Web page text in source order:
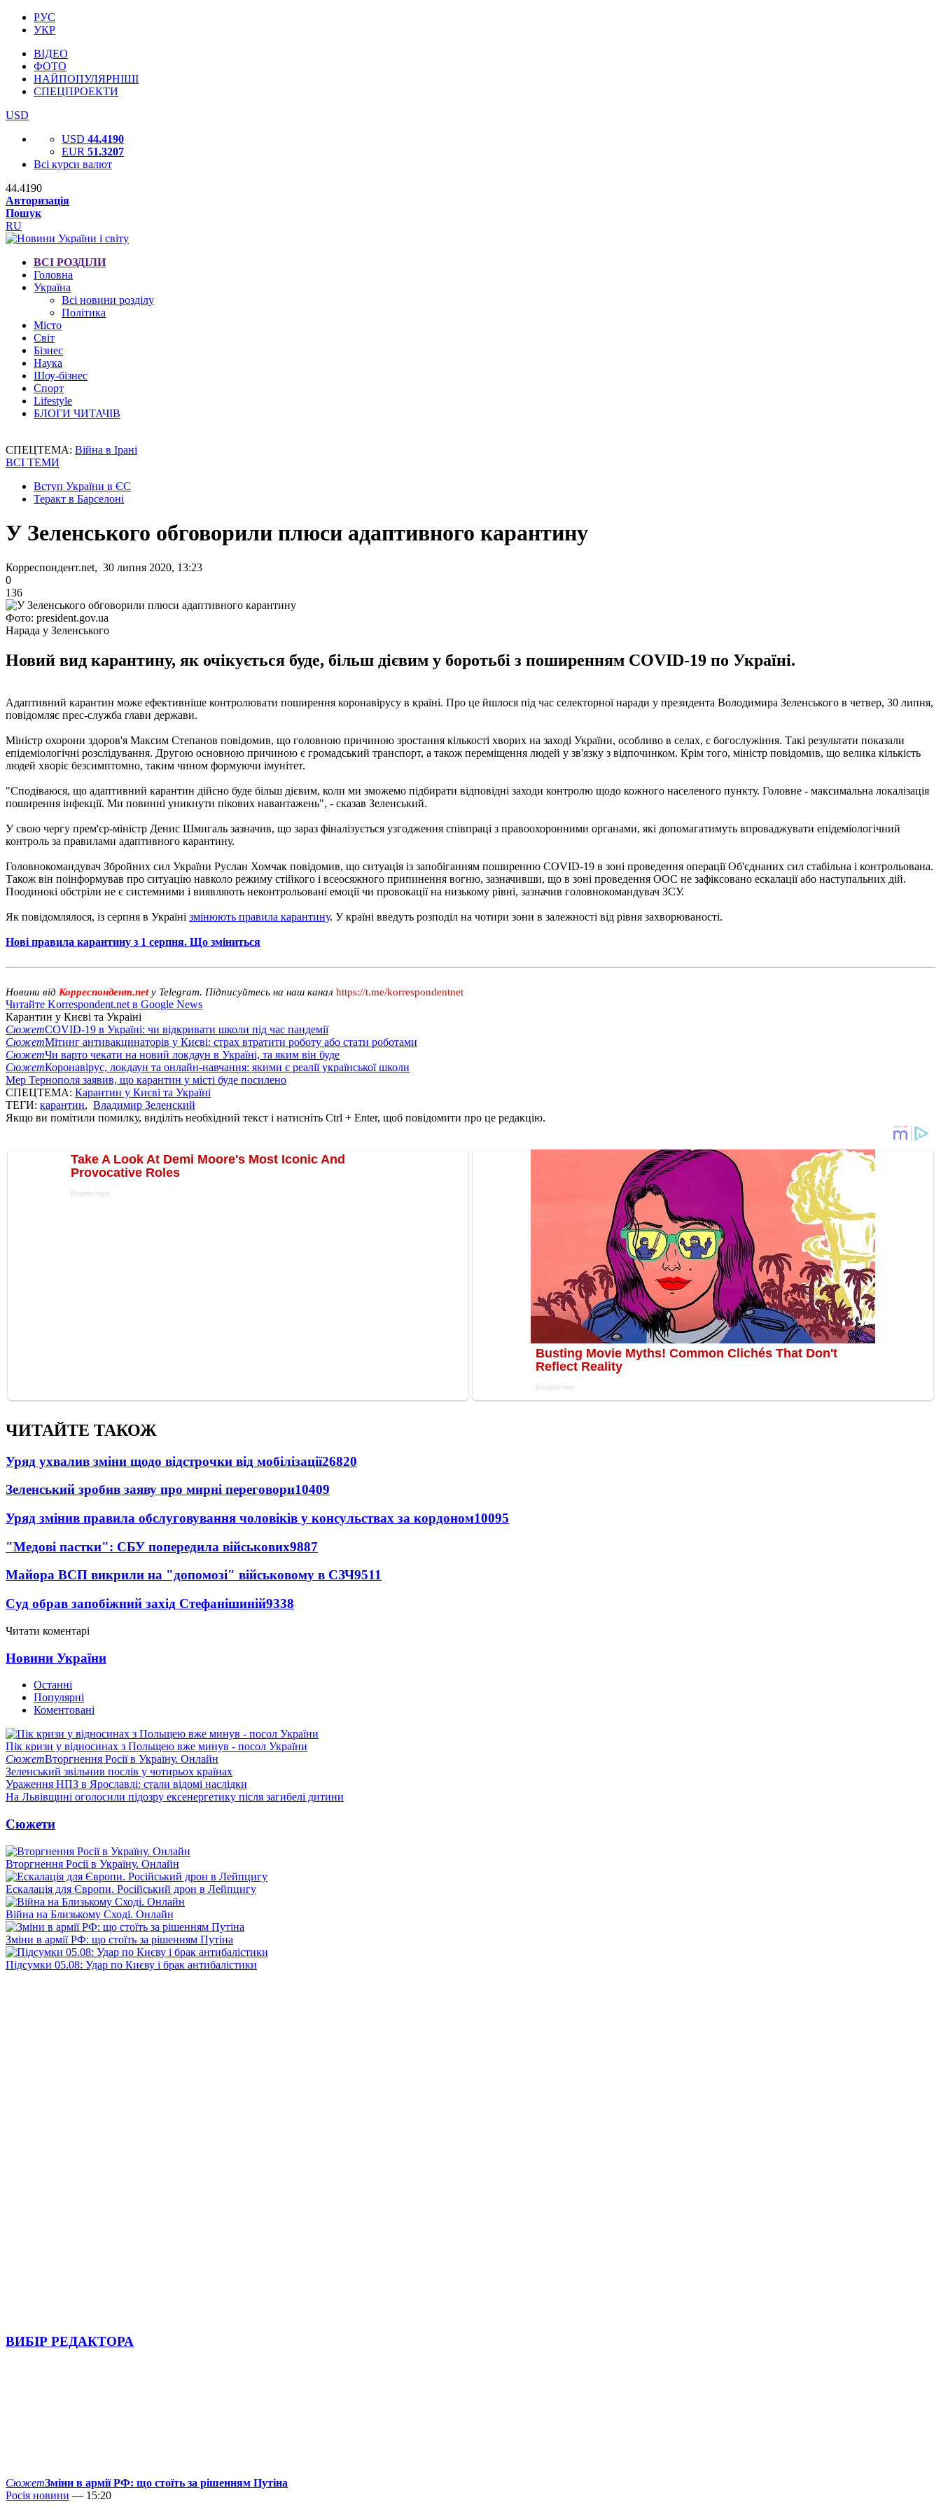
РУС
УКР
ВІДЕО
ФОТО
НАЙПОПУЛЯРНІШІ
СПЕЦПРОЕКТИ
USD
USD 44.4190
EUR 51.3207
Всі курси валют
44.4190
Авторизація
Пошук
RU
ВСІ РОЗДІЛИ
Головна
Україна
Всі новини розділу
Політика
Місто
Світ
Бізнес
Наука
Шоу-бізнес
Спорт
Lifestyle
БЛОГИ ЧИТАЧІВ
СПЕЦТЕМА: Війна в Ірані
ВСІ ТЕМИ
Вступ України в ЄС
Теракт в Барселоні
У Зеленського обговорили плюси адаптивного карантину
Корреспондент.net, 30 липня 2020, 13:23
0
136
Фото: president.gov.ua
Нарада у Зеленського
Новий вид карантину, як очікується буде, більш дієвим у боротьбі з поширенням COVID-19 по Україні.
Адаптивний карантин може ефективніше контролювати поширення коронавірусу в країні. Про це йшлося під час селекторної наради у президента Володимира Зеленського в четвер, 30 липня,
повідомляє прес-служба глави держави.
Міністр охорони здоров'я Максим Степанов повідомив, що головною причиною зростання кількості хворих на заході України, особливо в селах, є богослужіння. Такі результати показали
епідеміологічні розслідування. Другою основною причиною є громадський транспорт, а також переміщення людей у зв'язку з відпочинком. Крім того, міністр повідомив, що велика кількість
людей хворіє безсимптомно, таким чином формуючи імунітет.
"Сподіваюся, що адаптивний карантин дійсно буде більш дієвим, коли ми зможемо підбирати відповідні заходи контролю щодо кожного населеного пункту. Головне - максимальна локалізація
поширення інфекції. Ми повинні уникнути пікових навантажень", - сказав Зеленський.
У свою чергу прем'єр-міністр Денис Шмигаль зазначив, що зараз фіналізується узгодження співпраці з правоохоронними органами, які допомагатимуть впроваджувати епідеміологічний
контроль за правилами адаптивного карантину.
Головнокомандувач Збройних сил України Руслан Хомчак повідомив, що ситуація із запобіганням поширенню COVID-19 в зоні проведення операції Об'єднаних сил стабільна і контрольована.
Також він поінформував про ситуацію навколо режиму стійкого і всеосяжного припинення вогню, зазначивши, що в зоні проведення ООС не зафіксовано ескалації або наступальних дій.
Поодинокі обстріли не є системними і виявляють неконтрольовані емоції чи провокації на низькому рівні, зазначив головнокомандувач ЗСУ.
Як повідомлялося, із серпня в Україні змінюють правила карантину. У країні введуть розподіл на чотири зони в залежності від рівня захворюваності.
Нові правила карантину з 1 серпня. Що зміниться
Новини від Корреспондент.net у Telegram. Підписуйтесь на наш канал https://t.me/korrespondentnet
Читайте Korrespondent.net в Google News
Карантин у Києві та Україні
СюжетCOVID-19 в Україні: чи відкривати школи під час пандемії
СюжетМітинг антивакцинаторів у Києві: страх втратити роботу або стати роботами
СюжетЧи варто чекати на новий локдаун в Україні, та яким він буде
СюжетКоронавірус, локдаун та онлайн-навчання: якими є реалії української школи
Мер Тернополя заявив, що карантин у місті буде посилено
СПЕЦТЕМА: Карантин у Києві та Україні
ТЕГИ: карантин, Владимир Зеленский
Якщо ви помітили помилку, виділіть необхідний текст і натисніть Ctrl + Enter, щоб повідомити про це редакцію.
ЧИТАЙТЕ ТАКОЖ
Уряд ухвалив зміни щодо відстрочки від мобілізації26820
Зеленський зробив заяву про мирні переговори10409
Уряд змінив правила обслуговування чоловіків у консульствах за кордоном10095
"Медові пастки": СБУ попередила військових9887
Майора ВСП викрили на "допомозі" військовому в СЗЧ9511
Суд обрав запобіжний захід Стефанішиній9338
Читати коментарі
Новини України
Останні
Популярні
Коментовані
Пік кризи у відносинах з Польщею вже минув - посол України
СюжетВторгнення Росії в Україну. Онлайн
Зеленський звільнив послів у чотирьох країнах
Ураження НПЗ в Ярославлі: стали відомі наслідки
На Львівщині оголосили підозру ексенергетику після загибелі дитини
Сюжети
Вторгнення Росії в Україну. Онлайн
Ескалація для Європи. Російський дрон в Лейпцигу
Війна на Близькому Сході. Онлайн
Зміни в армії РФ: що стоїть за рішенням Путіна
Підсумки 05.08: Удар по Києву і брак антибалістики
ВИБІР РЕДАКТОРА
СюжетЗміни в армії РФ: що стоїть за рішенням Путіна
Росія новини — 15:20